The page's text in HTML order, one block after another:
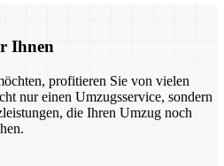
Ihnen
profitieren Sie von vielen
nur einen Umzugsservice, sondern
die Ihren Umzug noch